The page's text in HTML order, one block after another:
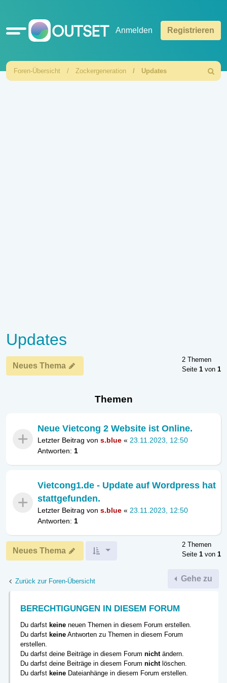
Schnellzugriff Anmelden Registrieren
Foren-Übersicht Zockergeneration Updates
Suche
Updates
Neues Thema
2 Themen
Seite 1 von 1
Themen
Neue Vietcong 2 Website ist Online.
Letzter Beitrag von s.blue « 23.11.2023, 12:50
Antworten: 1
Vietcong1.de - Update auf Wordpress hat
stattgefunden.
Letzter Beitrag von s.blue « 23.11.2023, 12:50
Antworten: 1
Neues Thema
2 Themen
Seite 1 von 1
Zurück zur Foren-Übersicht Gehe zu
BERECHTIGUNGEN IN DIESEM FORUM
Du darfst keine neuen Themen in diesem Forum erstellen.
Du darfst keine Antworten zu Themen in diesem Forum
erstellen.
Du darfst deine Beiträge in diesem Forum nichtändern.
Du darfst deine Beiträge in diesem Forum nichtlöschen.
Du darfst keine Dateianhänge in diesem Forum erstellen.